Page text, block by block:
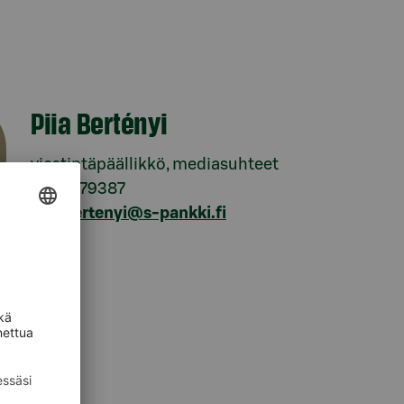
Piia Bertényi
viestintäpäällikkö, mediasuhteet
010 7679387
piia.bertenyi@s-pankki.fi